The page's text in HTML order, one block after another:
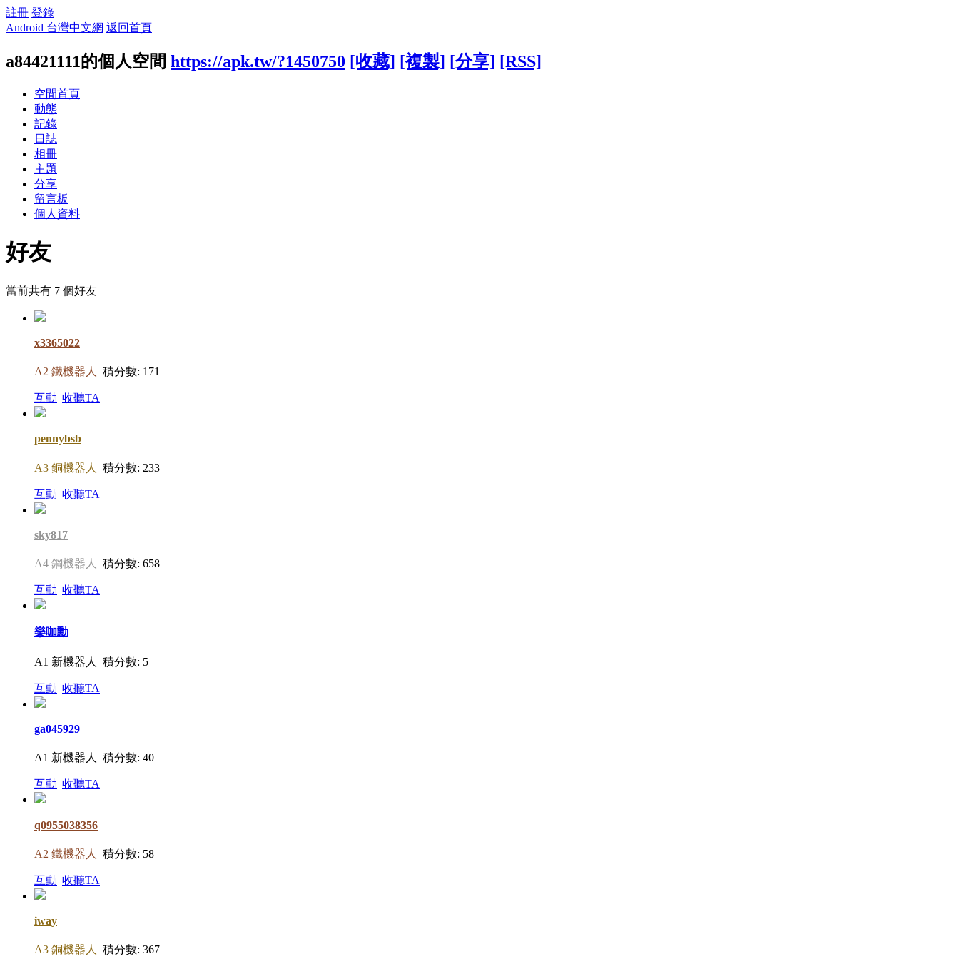
註冊 登錄
Android 台灣中文網 返回首頁
a84421111的個人空間 https://apk.tw/?1450750 [收藏] [複製] [分享] [RSS]
空間首頁
動態
記錄
日誌
相冊
主題
分享
留言板
個人資料
好友
當前共有 7 個好友
x3365022
A2 鐵機器人 積分數: 171
互動 |收聽TA
pennybsb
A3 銅機器人 積分數: 233
互動 |收聽TA
sky817
A4 鋼機器人 積分數: 658
互動 |收聽TA
樂咖勳
A1 新機器人 積分數: 5
互動 |收聽TA
ga045929
A1 新機器人 積分數: 40
互動 |收聽TA
q0955038356
A2 鐵機器人 積分數: 58
互動 |收聽TA
iway
A3 銅機器人 積分數: 367